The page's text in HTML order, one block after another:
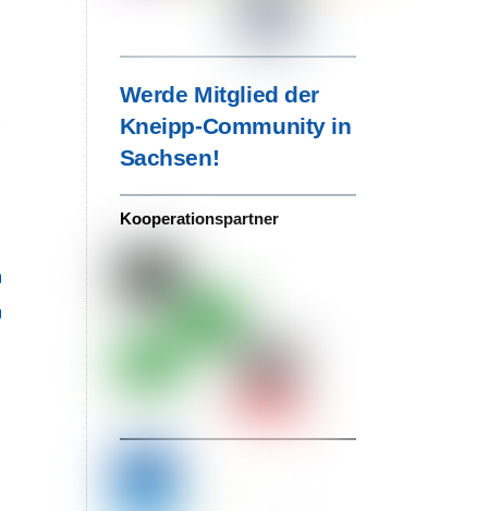
Werde Mitglied der
Kneipp-Community in
Sachsen!
Kooperationspartner